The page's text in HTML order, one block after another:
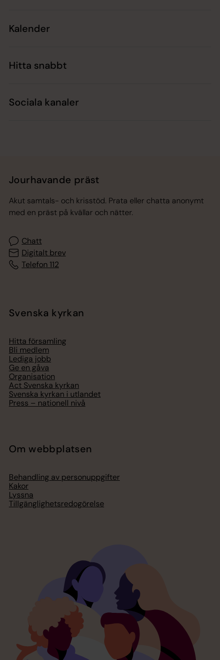
Kalender
Hitta snabbt
Sociala kanaler
Jourhavande präst
Akut samtals- och krisstöd. Prata eller chatta anonymt
med en präst på kvällar och nätter.
Chatt
Digitalt brev
Telefon 112
Svenska kyrkan
Hitta församling
Bli medlem
Lediga jobb
Ge en gåva
Organisation
Act Svenska kyrkan
Svenska kyrkan i utlandet
Press – nationell nivå
Om webbplatsen
Behandling av personuppgifter
Kakor
Lyssna
Tillgänglighetsredogörelse